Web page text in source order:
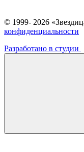
© 1999- 2026
конфиденциальности
Разработано в студии